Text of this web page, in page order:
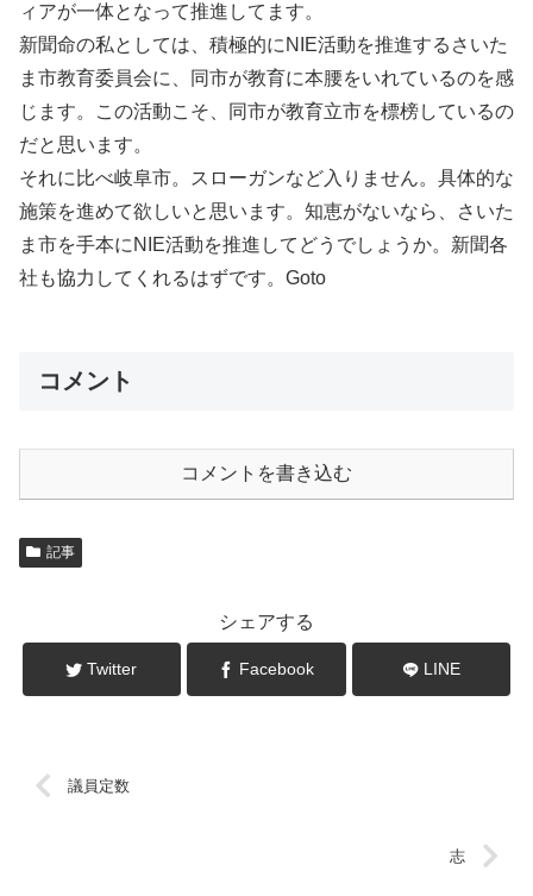
ィアが一体となって推進してます。
新聞命の私としては、積極的にNIE活動を推進するさいた
ま市教育委員会に、同市が教育に本腰をいれているのを感
じます。この活動こそ、同市が教育立市を標榜しているの
だと思います。
それに比べ岐阜市。スローガンなど入りません。具体的な
施策を進めて欲しいと思います。知恵がないなら、さいた
ま市を手本にNIE活動を推進してどうでしょうか。新聞各
社も協力してくれるはずです。Goto
コメント
コメントを書き込む
記事
シェアする
Twitter Facebook LINE
議員定数
志